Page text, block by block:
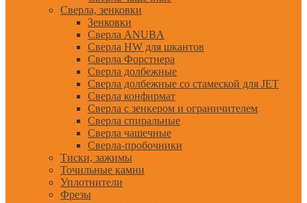
Сверла, зенковки
Зенковки
Сверла ANUBA
Сверла HW для шкантов
Сверла Форстнера
Сверла долбежные
Сверла долбежные со стамеской для JET
Сверла конфирмат
Сверла с зенкером и ограничителем
Сверла спиральные
Сверла чашечные
Сверла-пробочники
Тиски, зажимы
Точильные камни
Уплотнители
Фрезы